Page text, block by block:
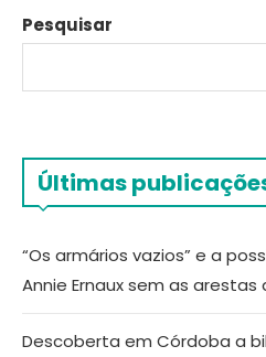
Pesquisar
Últimas
“Os armários vazios” e a
Annie Ernaux sem as arestas
Descoberta em Córdoba a